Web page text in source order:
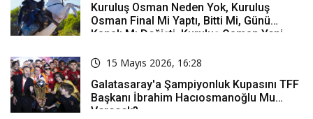
Kuruluş Osman Neden Yok, Kuruluş
Osman Final Mi Yaptı, Bitti Mi, Günü
Kanalı Mı Değişti, Kuruluş Osman Yeni
15 Mayıs 2026, 16:28
Galatasaray'a Şampiyonluk Kupasını TFF
Başkanı İbrahim Hacıosmanoğlu Mu
Verecek?